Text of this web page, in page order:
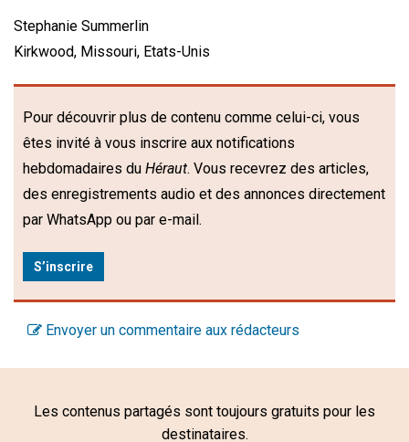
Stephanie Summerlin
Kirkwood, Missouri, Etats-Unis
Pour découvrir plus de contenu comme celui-ci, vous
êtes invité à vous inscrire aux notifications
hebdomadaires du Héraut. Vous recevrez des articles,
des enregistrements audio et des annonces directement
par WhatsApp ou par e-mail.
S’inscrire
Envoyer un commentaire aux rédacteurs
Les contenus partagés sont toujours gratuits pour les
destinataires.